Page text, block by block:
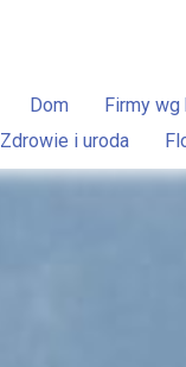
Dom
Firmy wg
Zdrowie i uroda